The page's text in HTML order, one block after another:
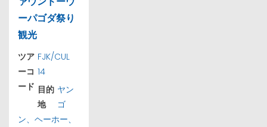
ーパゴダ祭り
観光
ツア
ーコ
ード
FJK/CUL
14
目的
地
ヤン
ゴ
ン、ヘーホー、